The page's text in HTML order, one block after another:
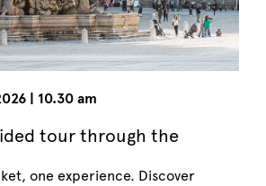
10.30 am
tour through the
one experience. Discover